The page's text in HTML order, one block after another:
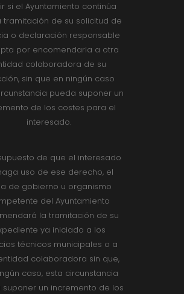
si el Ayuntamiento continúa
tramitación de su solicitud de
o declaración responsable
por encomendarla a otra
colaboradora de su
sin que en ningún caso
pueda suponer un
de los costes para el
interesado.
de que el interesado
uso de ese derecho, el
de gobierno u organismo
del Ayuntamiento
la tramitación de su
ya iniciado a los
técnicos municipales o a
colaboradora sin que,
caso, esta circunstancia
suponer un incremento de los